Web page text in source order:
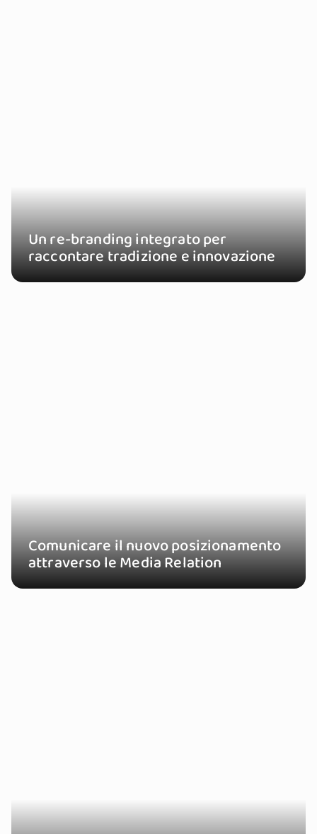
Un re-branding integrato per
raccontare tradizione e innovazione
Comunicare il nuovo posizionamento
attraverso le Media Relation